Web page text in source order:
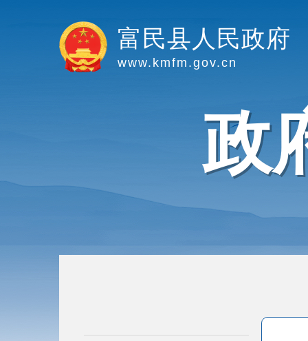
富民县人民政府
www.kmfm.gov.cn
政